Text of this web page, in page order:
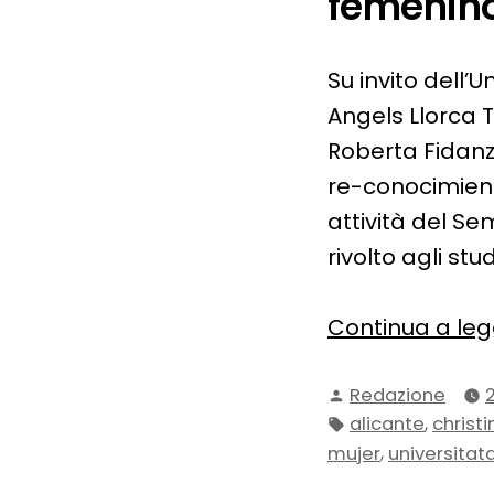
Su invito
Angels Llorca
Roberta
re-
attività del
rivolto agli
Continua a
Pubblicato
da
Redazione
Tag:
alicante,
mujer,